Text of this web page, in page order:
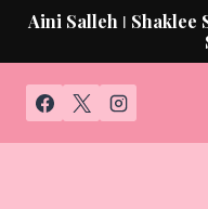
Aini Salleh ǀ Shaklee